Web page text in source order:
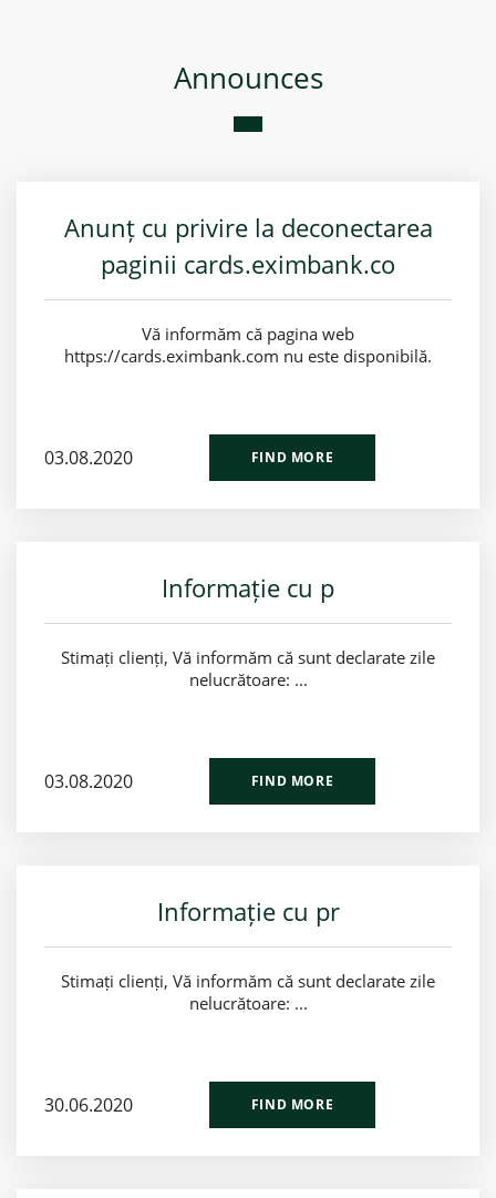
Announces
Anunț cu privire la deconectarea
paginii cards.eximbank.co
Vă informăm că pagina web
https://cards.eximbank.com nu este disponibilă.
03.08.2020 FIND MORE
Informație cu p
Stimați clienți, Vă informăm că sunt declarate zile
nelucrătoare: ...
03.08.2020 FIND MORE
Informație cu pr
Stimați clienți, Vă informăm că sunt declarate zile
nelucrătoare: ...
30.06.2020 FIND MORE